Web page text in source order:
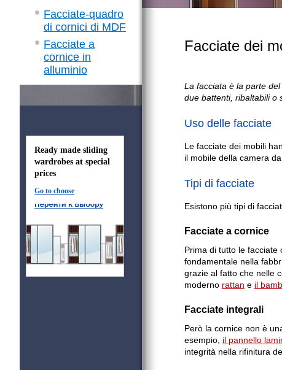
Facciate-quadro
di cornici di MDF
Facciate a
cornice in
alluminio
Ready made sliding
wardrobes at special
prices
Go to choose
Facciate dei
La facciata è la parte
due battenti, ribaltabili o
Uso delle facciate
Le facciate dei mobili
il mobile della camera
Tipi di facciate
Esistono più tipi di
Facciate a cornice
Prima di tutto le facciate
fondamentale nella
grazie al fatto che nelle
moderno rattan e il
Facciate integrali
Però la cornice non è
esempio, il pannello
integrità nella rifinitura